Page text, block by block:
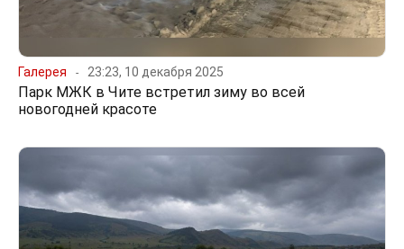
Галерея 23:23, 10 декабря 2025
Парк МЖК в Чите встретил зиму во всей
новогодней красоте